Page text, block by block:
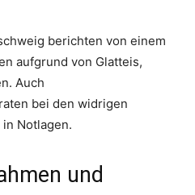
berichten von einem
aufgrund von Glatteis,
Auch
bei den widrigen
Notlagen.
und